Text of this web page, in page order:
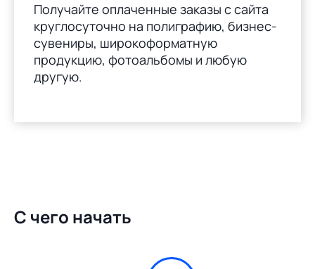
Получайте оплаченные заказы с сайта
круглосуточно на полиграфию, бизнес-
сувениры, широкоформатную
продукцию, фотоальбомы и любую
другую.
С чего начать